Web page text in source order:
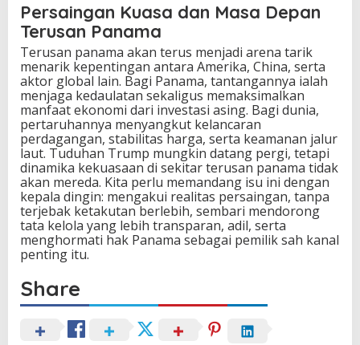
Persaingan Kuasa dan Masa Depan
Terusan Panama
Terusan panama akan terus menjadi arena tarik
menarik kepentingan antara Amerika, China, serta
aktor global lain. Bagi Panama, tantangannya ialah
menjaga kedaulatan sekaligus memaksimalkan
manfaat ekonomi dari investasi asing. Bagi dunia,
pertaruhannya menyangkut kelancaran
perdagangan, stabilitas harga, serta keamanan jalur
laut. Tuduhan Trump mungkin datang pergi, tetapi
dinamika kekuasaan di sekitar terusan panama tidak
akan mereda. Kita perlu memandang isu ini dengan
kepala dingin: mengakui realitas persaingan, tanpa
terjebak ketakutan berlebih, sembari mendorong
tata kelola yang lebih transparan, adil, serta
menghormati hak Panama sebagai pemilik sah kanal
penting itu.
Share